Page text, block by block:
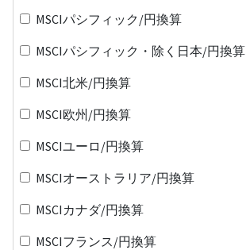
MSCIパシフィック/円換算
MSCIパシフィック・除く日本/円換算
MSCI北米/円換算
MSCI欧州/円換算
MSCIユーロ/円換算
MSCIオーストラリア/円換算
MSCIカナダ/円換算
MSCIフランス/円換算